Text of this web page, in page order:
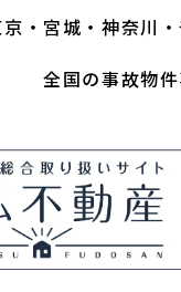
宮城 神奈川
全国の事故物